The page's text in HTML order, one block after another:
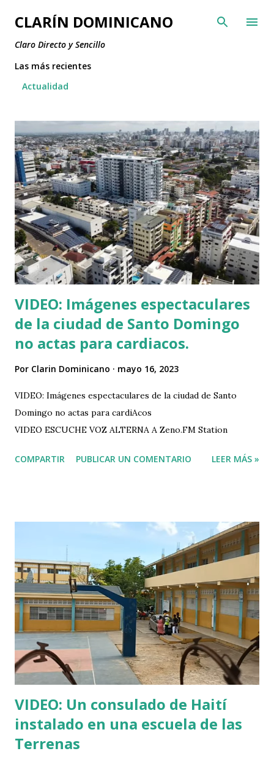
Ir al contenido principal
CLARÍN DOMINICANO
Claro Directo y Sencillo
Las más recientes
Actualidad
VIDEO: Imágenes espectaculares
de la ciudad de Santo Domingo
no actas para cardiacos.
Por Clarin Dominicano mayo 16, 2023
VIDEO: Imágenes espectaculares de la ciudad de Santo
Domingo no actas para cardiAcos
VIDEO ESCUCHE VOZ ALTERNA A Zeno.FM Station
COMPARTIR PUBLICAR UN COMENTARIO LEER MÁS »
VIDEO: Un consulado de Haití
instalado en una escuela de las
Terrenas